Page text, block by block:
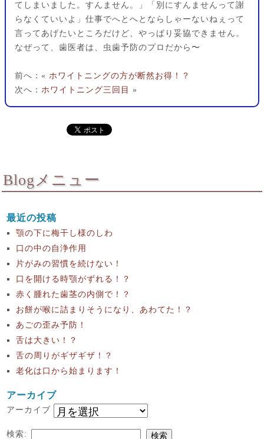
てしまいました。すんません。」「別にすんませんって謝
らなくていいよ」仕事でへとへとならしゃーないねぇって
言ってあげたいところだけど、やっぱり妥協できません。
なぜって、歯医者は、虫歯予防のプロだから〜
前へ：« ホワイトニングの方が断然お得！？
次へ： ホワイトニング三回目 »
Blogメニュー
最近の投稿
顎の下に梅干し様のしわ
口の中の自浄作用
片がみの習慣を続けない！
口を開ける時顎がずれる！？
赤く腫れた歯茎の内側で！？
お餅が喉に詰まりそうになり、あわてた！？
あごの歪み予防！
舌は大きい！？
舌の周りがギザギザ！？
老化は口から始まります！
アーカイブ
アーカイブ
検索: